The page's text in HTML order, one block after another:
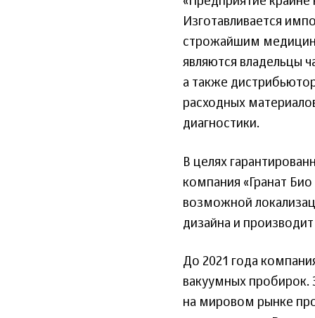
Изготавливается
строжайшим
являются владельцы
а также
расходных
диагностики.
В целях
компания «Гранат
возможной
дизайна и
До 2021 года
вакуумных пробирок.
на мировом рынке